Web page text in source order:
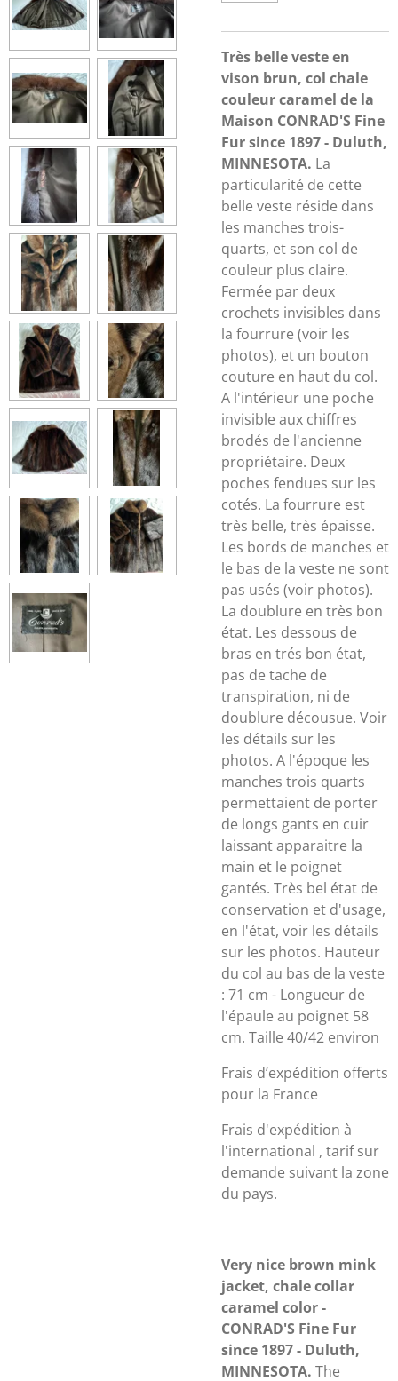
Très belle veste en
vison brun, col chale
couleur caramel de la
Maison CONRAD'S Fine
Fur since 1897 - Duluth,
MINNESOTA. La
particularité de cette
belle veste réside dans
les manches trois-
quarts, et son col de
couleur plus claire.
Fermée par deux
crochets invisibles dans
la fourrure (voir les
photos), et un bouton
couture en haut du col.
A l'intérieur une poche
invisible aux chiffres
brodés de l'ancienne
propriétaire. Deux
poches fendues sur les
cotés. La fourrure est
très belle, très épaisse.
Les bords de manches et
le bas de la veste ne sont
pas usés (voir photos).
La doublure en très bon
état. Les dessous de
bras en trés bon état,
pas de tache de
transpiration, ni de
doublure décousue. Voir
les détails sur les
photos. A l'époque les
manches trois quarts
permettaient de porter
de longs gants en cuir
laissant apparaitre la
main et le poignet
gantés. Très bel état de
conservation et d'usage,
en l'état, voir les détails
sur les photos. Hauteur
du col au bas de la veste
: 71 cm - Longueur de
l'épaule au poignet 58
cm. Taille 40/42 environ
Frais d’expédition offerts
pour la France
Frais d'expédition à
l'international , tarif sur
demande suivant la zone
du pays.
Very nice brown mink
jacket, chale collar
caramel color -
CONRAD'S Fine Fur
since 1897 - Duluth,
MINNESOTA. The